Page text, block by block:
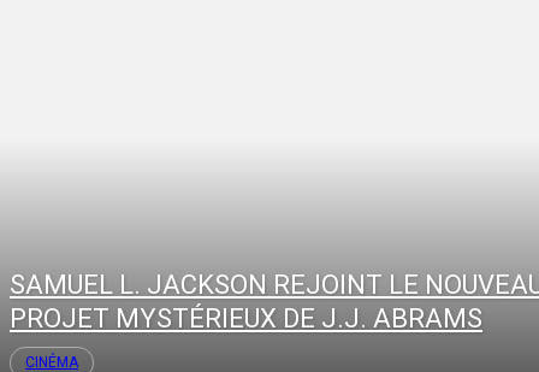
SAMUEL L. JACKSON REJOINT LE
PROJET MYSTÉRIEUX DE J.J. ABRAMS
CINÉMA